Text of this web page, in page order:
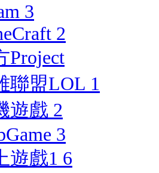
3
2
Project
聯盟LOL 1
遊戲 2
3
遊戲1 6